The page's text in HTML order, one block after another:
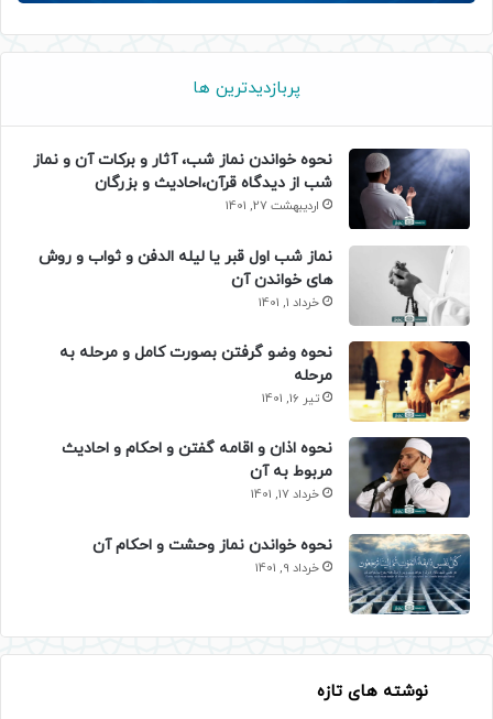
پربازدیدترین ها
نحوه خواندن نماز شب، آثار و برکات آن و نماز
شب از دیدگاه قرآن،احادیث و بزرگان
اردیبهشت 27, 1401
نماز شب اول قبر یا لیله الدفن و ثواب و روش
های خواندن آن
خرداد 1, 1401
نحوه وضو گرفتن بصورت کامل و مرحله به
مرحله
تیر 16, 1401
نحوه اذان و اقامه گفتن و احکام و احادیث
مربوط به آن
خرداد 17, 1401
نحوه خواندن نماز وحشت و احکام آن
خرداد 9, 1401
نوشته های تازه